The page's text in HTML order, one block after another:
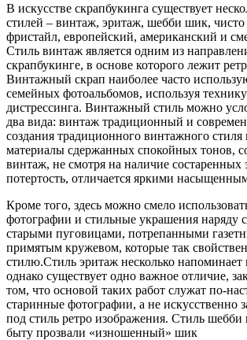
В искусстве скрапбукинга существует
стилей – винтаж, эритаж, шебби шик, чисто
фристайл, европейский, американский и
Стиль винтаж является одним из
скрапбукинге, в основе которого лежит
Винтажный скрап наиболее часто
семейных фотоальбомов, используя
дистрессинга. Винтажный стиль можно
два вида: винтаж традиционный и
создания традиционного винтажного стиля
материалы сдержанных спокойных тонов,
винтаж, не смотря на наличие состаренных
потертость, отличается яркими
Кроме того, здесь можно смело
фотографии и стильные украшения наряду
старыми пуговицами, потрепанными
примятым кружевом, которые так
стилю.Стиль эритаж несколько
однако существует одно важное отличие,
том, что основой таких работ служат по-
старинные фотографии, а не искусственно
под стиль ретро изображения. Стиль
быту прозвали «изношенный» шик